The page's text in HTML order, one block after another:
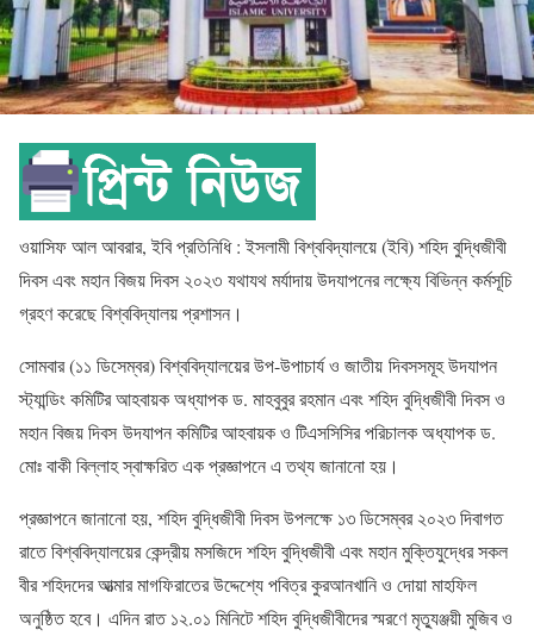
ওয়াসিফ আল আবরার, ইবি প্রতিনিধি :ইসলামী বিশ্ববিদ্যালয়ে (ইবি) শহিদ বুদ্ধিজীবী
দিবস এবং মহান বিজয় দিবস ২০২৩ যথাযথ মর্যাদায় উদযাপনের লক্ষ্যে বিভিন্ন কর্মসূচি
গ্রহণ করেছে বিশ্ববিদ্যালয় প্রশাসন।
সোমবার (১১ ডিসেম্বর) বিশ্ববিদ্যালয়ের উপ-উপাচার্য ও জাতীয় দিবসসমূহ উদযাপন
স্ট্যান্ডিং কমিটির আহবায়ক অধ্যাপক ড. মাহবুবুর রহমান এবং শহিদ বুদ্ধিজীবী দিবস ও
মহান বিজয় দিবস উদযাপন কমিটির আহবায়ক ও টিএসসিসির পরিচালক অধ্যাপক ড.
মোঃ বাকী বিল্লাহ স্বাক্ষরিত এক প্রজ্ঞাপনে এ তথ্য জানানো হয়।
প্রজ্ঞাপনে জানানো হয়, শহিদ বুদ্ধিজীবী দিবস উপলক্ষে ১৩ ডিসেম্বর ২০২৩ দিবাগত
রাতে বিশ্ববিদ্যালয়ের কেন্দ্রীয় মসজিদে শহিদ বুদ্ধিজীবী এবং মহান মুক্তিযুদ্ধের সকল
বীর শহিদদের আত্মার মাগফিরাতের উদ্দেশ্যে পবিত্র কুরআনখানি ও দোয়া মাহফিল
অনুষ্ঠিত হবে। এদিন রাত ১২.০১ মিনিটে শহিদ বুদ্ধিজীবীদের স্মরণে মৃত্যুঞ্জয়ী মুজিব ও